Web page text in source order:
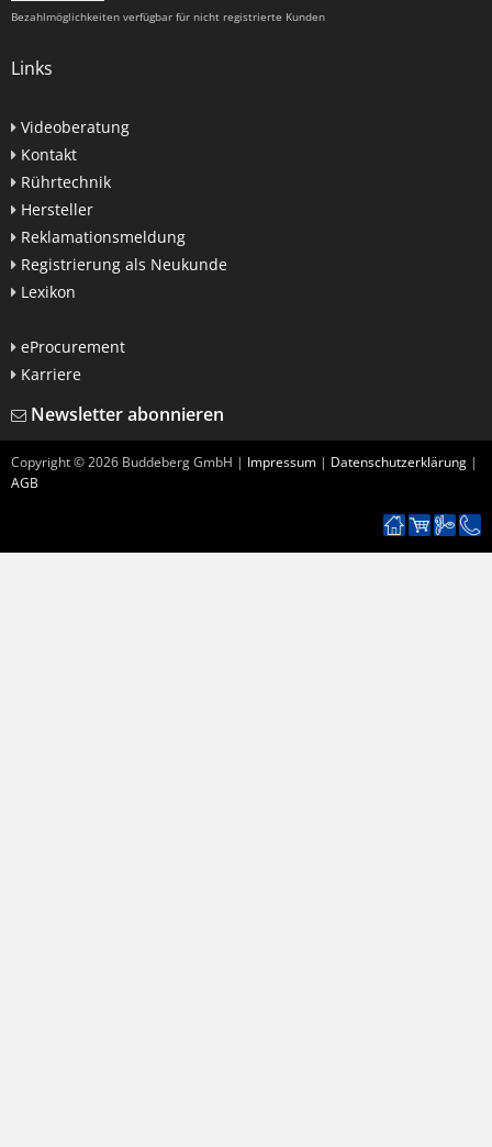
Bezahlmöglichkeiten verfügbar für nicht registrierte Kunden
Links
Videoberatung
Kontakt
Rührtechnik
Hersteller
Reklamationsmeldung
Registrierung als Neukunde
Lexikon
eProcurement
Karriere
Newsletter abonnieren
Copyright ©2026 Buddeberg GmbH | Impressum | Datenschutzerklärung |
AGB